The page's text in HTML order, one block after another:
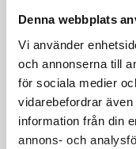
Denna webbplats
Vi använder
och annonserna till
för sociala medier
vidarebefordrar
information från din
annons- och
Genom att skicka
information om dig.